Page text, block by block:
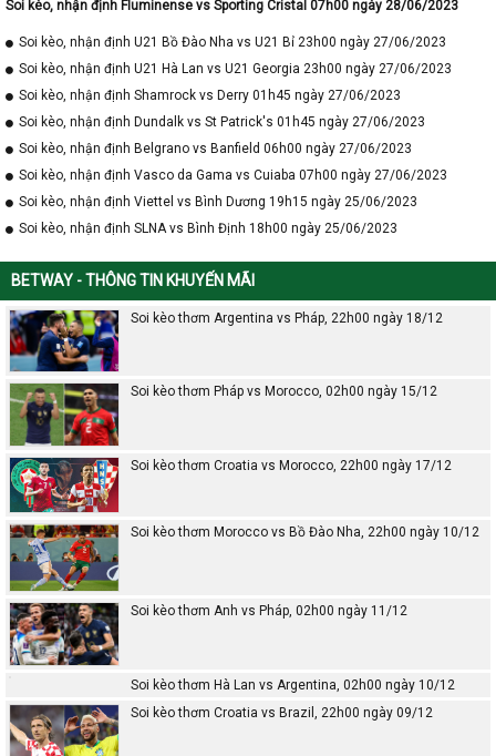
Soi kèo, nhận định Fluminense vs Sporting Cristal 07h00 ngày 28/06/2023
Soi kèo, nhận định U21 Bồ Đào Nha vs U21 Bỉ 23h00 ngày 27/06/2023
Soi kèo, nhận định U21 Hà Lan vs U21 Georgia 23h00 ngày 27/06/2023
Soi kèo, nhận định Shamrock vs Derry 01h45 ngày 27/06/2023
Soi kèo, nhận định Dundalk vs St Patrick's 01h45 ngày 27/06/2023
Soi kèo, nhận định Belgrano vs Banfield 06h00 ngày 27/06/2023
Soi kèo, nhận định Vasco da Gama vs Cuiaba 07h00 ngày 27/06/2023
Soi kèo, nhận định Viettel vs Bình Dương 19h15 ngày 25/06/2023
Soi kèo, nhận định SLNA vs Bình Định 18h00 ngày 25/06/2023
BETWAY - THÔNG TIN KHUYẾN MÃI
Soi kèo thơm Argentina vs Pháp, 22h00 ngày 18/12
Soi kèo thơm Pháp vs Morocco, 02h00 ngày 15/12
Soi kèo thơm Croatia vs Morocco, 22h00 ngày 17/12
Soi kèo thơm Morocco vs Bồ Đào Nha, 22h00 ngày 10/12
Soi kèo thơm Anh vs Pháp, 02h00 ngày 11/12
Soi kèo thơm Hà Lan vs Argentina, 02h00 ngày 10/12
Soi kèo thơm Croatia vs Brazil, 22h00 ngày 09/12